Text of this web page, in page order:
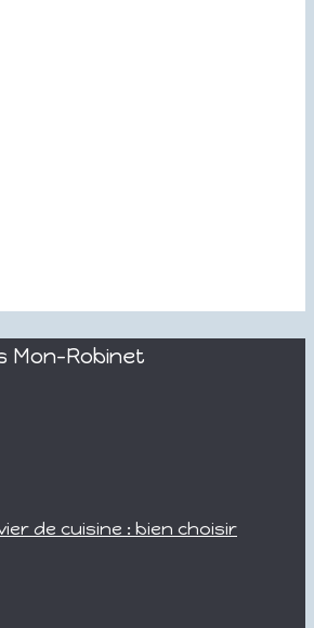
Mon-Robinet
de cuisine : bien choisir